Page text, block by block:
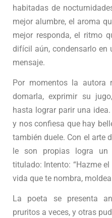
habitadas de
mejor alumbre, el aroma
mejor responda, el ritmo
difícil aún, condensarlo en
mensaje.
Por momentos la autora
domarla, exprimir su
hasta lograr parir una
y nos confiesa que hay
también duele. Con el arte
le son propias logra un
titulado: Intento: “Hazme
vida que te nombra,
La poeta se presenta
pruritos a veces, y otras